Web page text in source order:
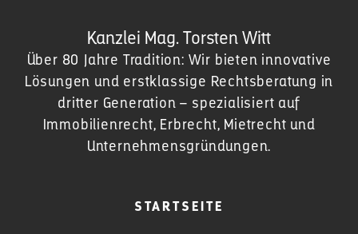
Kanzlei Mag. Torsten Witt
Über 80 Jahre Tradition: Wir bieten innovative
Lösungen und erstklassige Rechtsberatung in
dritter Generation – spezialisiert auf
Immobilienrecht, Erbrecht, Mietrecht und
Unternehmensgründungen.
STARTSEITE